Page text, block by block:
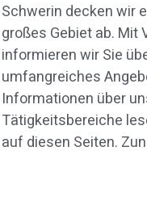
Schwerin decken wir
großes Gebiet ab. Mit
informieren wir Sie
umfangreiches
Informationen über
Tätigkeitsbereiche
auf diesen Seiten.
speziell um das
gehen. Unsere
stehen Ihnen für sämtliche
um die Aufgaben
Verfügung.